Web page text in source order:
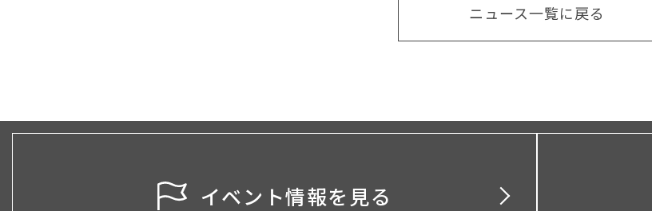
ニュース一覧に戻る
イベント情報を見る